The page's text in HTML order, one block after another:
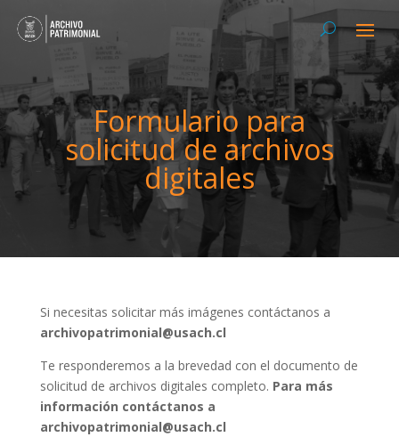
Formulario para
solicitud de archivos
digitales
Si necesitas solicitar más imágenes contáctanos a
archivopatrimonial@usach.cl
Te responderemos a la brevedad con el documento de
solicitud de archivos digitales completo. Para más
información contáctanos a
archivopatrimonial@usach.cl